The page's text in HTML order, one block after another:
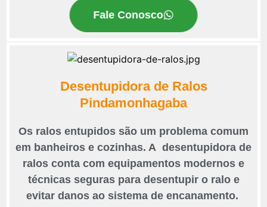
Fale Conosco
Desentupidora de Ralos
Pindamonhagaba
Os ralos entupidos são um problema comum
em banheiros e cozinhas. A desentupidora de
ralos conta com equipamentos modernos e
técnicas seguras para desentupir o ralo e
evitar danos ao sistema de encanamento.